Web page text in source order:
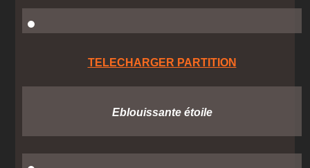
TELECHARGER PARTITION
Eblouissante étoile